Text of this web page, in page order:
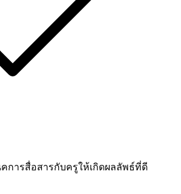
คการสื่อสารกับครูให้เกิดผลลัพธ์ที่ดี